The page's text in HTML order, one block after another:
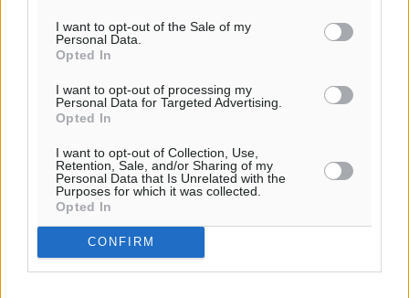
I want to opt-out of the Sale of my
Personal Data.
Opted In
I want to opt-out of processing my
Personal Data for Targeted Advertising.
Opted In
I want to opt-out of Collection, Use,
Retention, Sale, and/or Sharing of my
Personal Data that Is Unrelated with the
Purposes for which it was collected.
Opted In
CONFIRM
Εγκρίθηκε η ηλεκτρική διασύνδεση Ρόδου και Κω
Ελλάδα
Τοπικές Ειδήσεις
Νέο ανακαινισμένο δημοτικό τουριστικό γραφείο
στην Πάτμο
Τοπικές Ειδήσεις
Οι συναντήσεις που είχε κατά την επίσκεψη του στη